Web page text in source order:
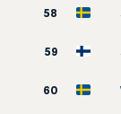
58
59
60